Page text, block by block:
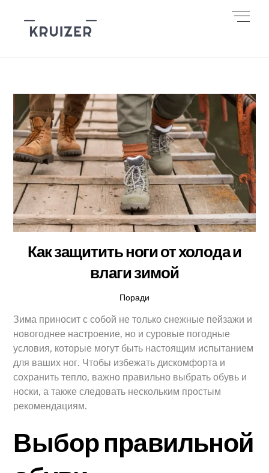
content
Как защитить ноги от холода и
влаги зимой
Поради
Зима приносит с собой не только снежные пейзажи и
новогоднее настроение, но и суровые погодные
условия, которые могут быть настоящим испытанием
для ваших ног. Чтобы избежать дискомфорта и
сохранить тепло, важно правильно выбрать обувь и
носки, а также следовать нескольким простым
рекомендациям.
Выбор правильной